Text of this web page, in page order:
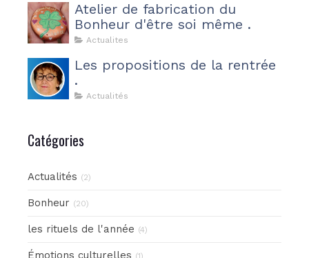
Atelier de fabrication du
Bonheur d'être soi même .
Actualites
Les propositions de la rentrée
.
Actualités
Catégories
Actualités (2)
Bonheur (20)
les rituels de l'année (4)
Émotions culturelles (1)